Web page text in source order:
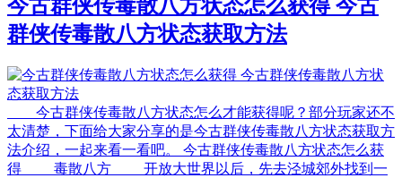
今古群侠传毒散八方状态怎么获得 今古
群侠传毒散八方状态获取方法
今古群侠传毒散八方状态怎么才能获得呢？部分玩家还不
太清楚，下面给大家分享的是今古群侠传毒散八方状态获取方
法介绍，一起来看一看吧。 今古群侠传毒散八方状态怎么获
得 毒散八方 开放大世界以后，先去泾城郊外找到一